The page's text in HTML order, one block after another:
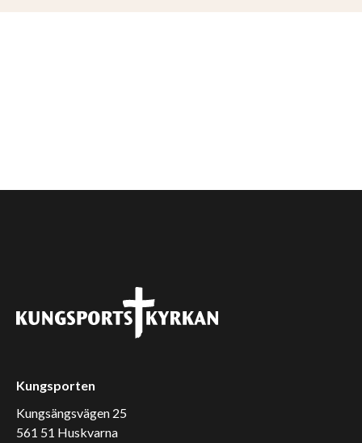
Kungsporten
Kungsängsvägen 25
561 51 Huskvarna